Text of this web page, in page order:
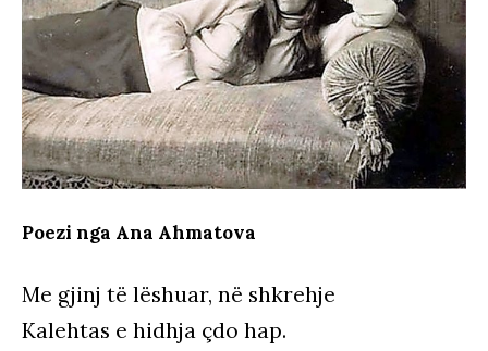
Poezi nga Ana Ahmatova
Me gjinj të lëshuar, në shkrehje
Kalehtas e hidhja çdo hap.